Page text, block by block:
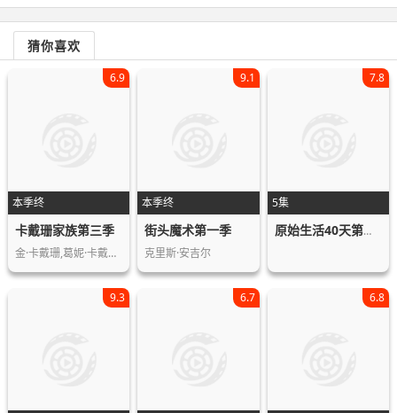
猜你喜欢
本季终
6.9
卡戴珊家族第三季
金·卡戴珊,葛妮·卡戴珊,科勒·卡戴珊…
本季终
9.1
街头魔术第一季
克里斯·安吉尔
5集
7.8
原始生活40天第三季
9.3 6.7 6.8